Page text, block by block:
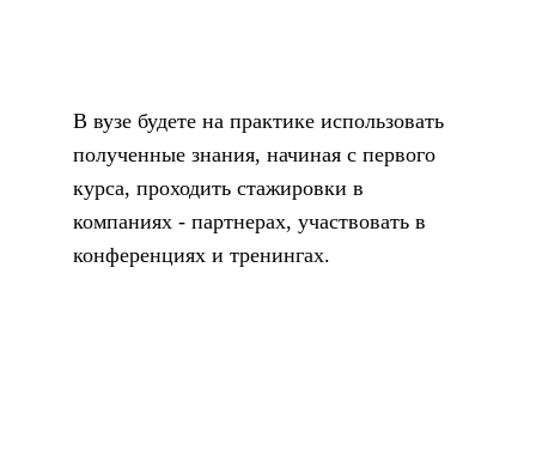
В вузе будете на практике использовать
полученные знания, начиная с первого
курса, проходить стажировки в
компаниях - партнерах, участвовать в
конференциях и тренингах.